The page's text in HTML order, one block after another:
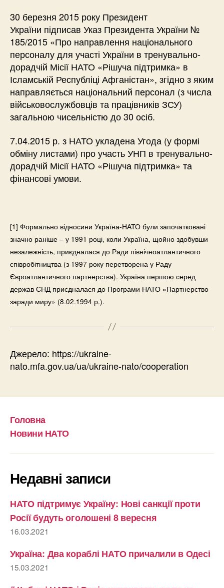
30 березня 2015 року Президент
України підписав Указ Президента України №
185/2015 «Про направлення національного
персоналу для участі України в тренувально-
дорадчій Місії НАТО «Рішуча підтримка» в
Ісламській Республіці Афганістан», згідно з яким
направляється національний персонал (з числа
військовослужбовців та працівників ЗСУ)
загальною чисельністю до 30 осіб.
7.04.2015 р. з НАТО укладена Угода (у формі
обміну листами) про участь УНП в тренувально-
дорадчій Місії НАТО «Рішуча підтримка» та
фінансові умови.
[1] Формально відносини Україна-НАТО були започатковані
значно раніше – у 1991 році, коли Україна, щойно здобувши
незалежність, приєдналася до Ради північноатлантичного
співробітництва (з 1997 року перетворена у Раду
Євроатлантичного партнерства). Україна першою серед
держав СНД приєдналася до Програми НАТО «Партнерство
заради миру» (8.02.1994 р.).
Джерело: https://ukraine-
nato.mfa.gov.ua/ua/ukraine-nato/cooperation
Головна
Новини НАТО
Недавні записи
НАТО підтримує Україну: Нові санкції проти
Росії будуть оголошені 8 вересня
16.03.2021
Україна: Два кораблі НАТО причалили в Одесі
15.03.2021